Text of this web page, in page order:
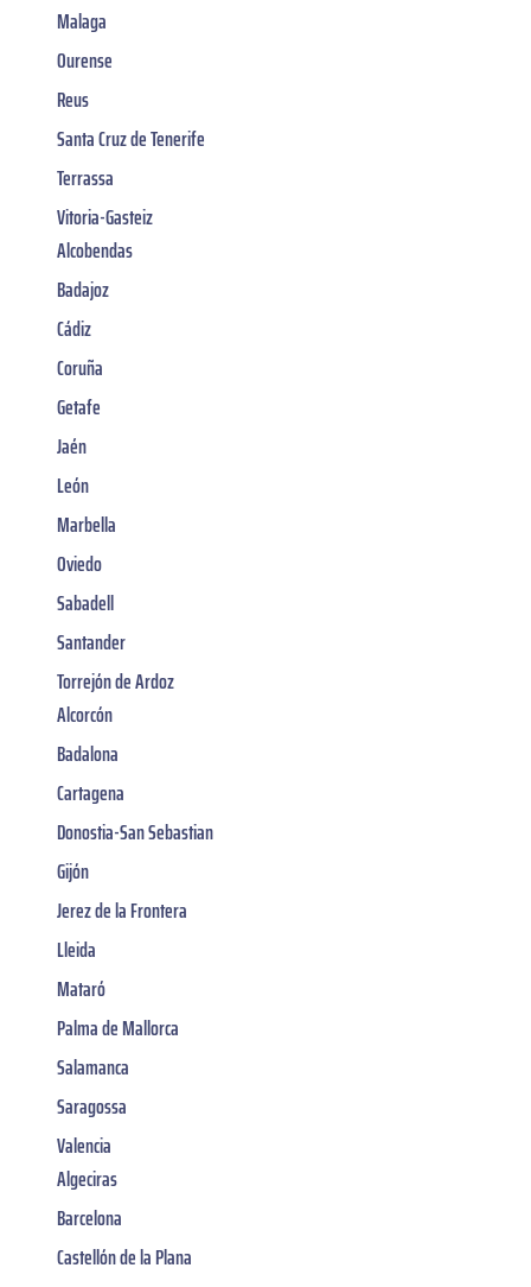
Malaga
Ourense
Reus
Santa Cruz de Tenerife
Terrassa
Vitoria-Gasteiz
Alcobendas
Badajoz
Cádiz
Coruña
Getafe
Jaén
León
Marbella
Oviedo
Sabadell
Santander
Torrejón de Ardoz
Alcorcón
Badalona
Cartagena
Donostia-San Sebastian
Gijón
Jerez de la Frontera
Lleida
Mataró
Palma de Mallorca
Salamanca
Saragossa
Valencia
Algeciras
Barcelona
Castellón de la Plana